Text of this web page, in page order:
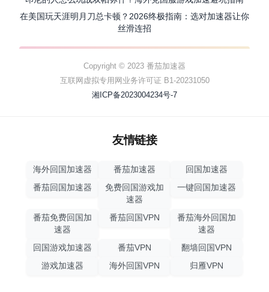
在美国玩天涯明月刀总卡顿？2026终极指南：选对加速器让你
丝滑连招
Copyright © 2023 番茄加速器
互联网虚拟专用网业务许可证 B1-20231050
湘ICP备2023004234号-7
友情链接
海外回国加速器 番茄加速器
回国加速器
番茄回国加速器
免费回国游戏加
速器
一键回国加速器
番茄免费回国加
速器
番茄回国VPN
番茄海外回国加
速器
回国游戏加速器
番茄VPN
翻墙回国VPN
游戏加速器
海外回国VPN 归雁VPN